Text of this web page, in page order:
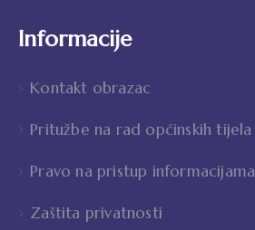
Informacije
Kontakt obrazac
Pritužbe na rad općinskih tijela
Pravo na pristup informacijama
Zaštita privatnosti